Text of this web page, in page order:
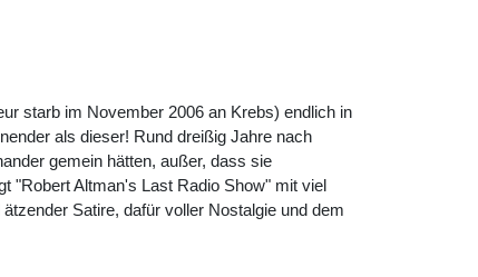
starb im November 2006 an Krebs) endlich in
als dieser! Rund dreißig Jahre nach
gemein hätten, außer, dass sie
"Robert Altman's Last Radio Show" mit viel
Satire, dafür voller Nostalgie und dem